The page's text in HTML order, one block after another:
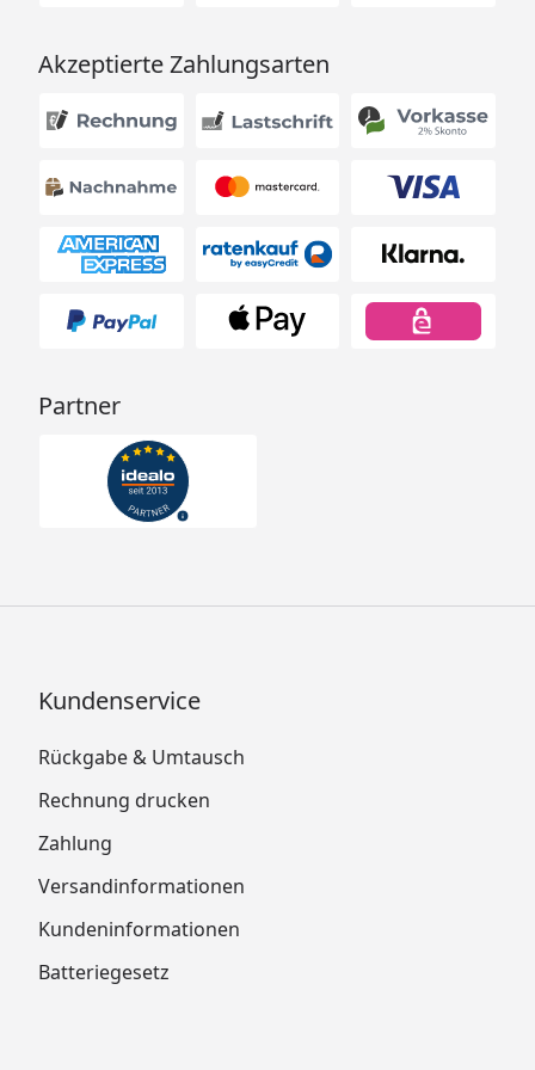
Smartphone oder Tablet bedienen. So können Sie
gemütlich bei Ihren Gästen am Tisch sitzen bleiben
und haben alles souverän im Griff.
Akzeptierte Zahlungsarten
Partner
Kundenservice
Rückgabe & Umtausch
Rechnung drucken
Zahlung
Versandinformationen
Kundeninformationen
Batteriegesetz